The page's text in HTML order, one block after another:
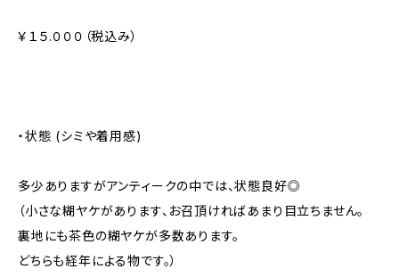
￥１５.０００（税込み）
・状態 (シミや着用感)
多少ありますがアンティークの中では、状態良好◎
（小さな糊ヤケがあります、お召頂ければあまり目立ちません。
裏地にも茶色の糊ヤケが多数あります。
どちらも経年による物です。）